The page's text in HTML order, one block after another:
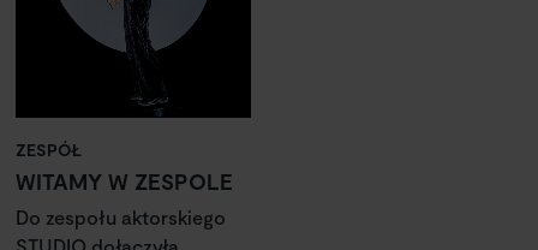
ZESPÓŁ
WITAMY W ZESPOLE
Do zespołu aktorskiego
STUDIO dołączyła